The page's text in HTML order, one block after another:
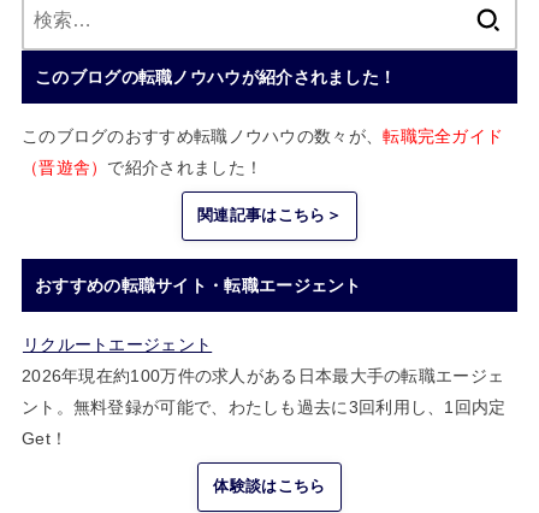
このブログの転職ノウハウが紹介されました！
このブログのおすすめ転職ノウハウの数々が、転職完全ガイド
（晋遊舎） で紹介されました！
関連記事はこちら＞
おすすめの転職サイト・転職エージェント
リクルートエージェント
2026年現在約100万件の求人がある日本最大手の転職エージェ
ント。無料登録が可能で、わたしも過去に3回利用し、1回内定
Get！
体験談はこちら